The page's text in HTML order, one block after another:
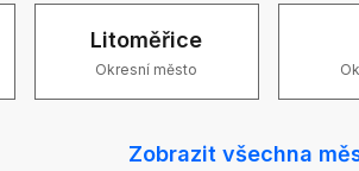
Litoměřice
Okresní město
Zobrazit všechna